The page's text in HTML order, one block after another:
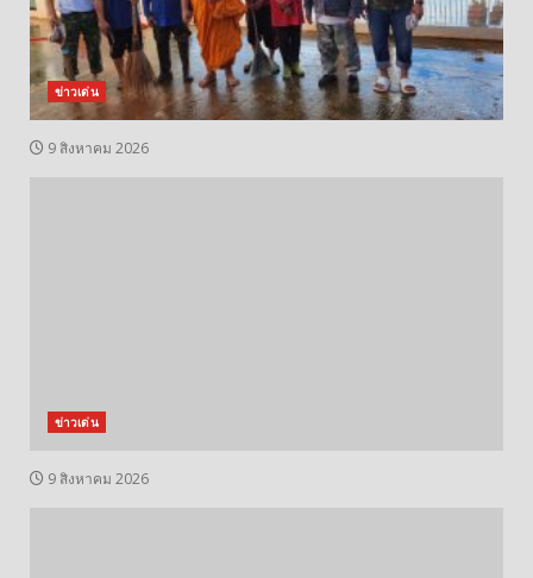
ข่าวเด่น
9 สิงหาคม 2026
ข่าวเด่น
9 สิงหาคม 2026